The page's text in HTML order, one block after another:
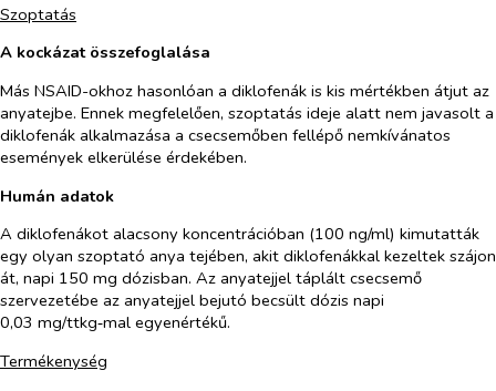
Szoptatás
A kockázat összefoglalása
Más NSAID-okhoz hasonlóan a diklofenák is kis mértékben átjut az
anyatejbe. Ennek megfelelően, szoptatás ideje alatt nem javasolt a
diklofenák alkalmazása a csecsemőben fellépő nemkívánatos
események elkerülése érdekében.
Humán adatok
A diklofenákot alacsony koncentrációban (100 ng/ml) kimutatták
egy olyan szoptató anya tejében, akit diklofenákkal kezeltek szájon
át, napi 150 mg dózisban. Az anyatejjel táplált csecsemő
szervezetébe az anyatejjel bejutó becsült dózis napi
0,03 mg/ttkg‑mal egyenértékű.
Termékenység